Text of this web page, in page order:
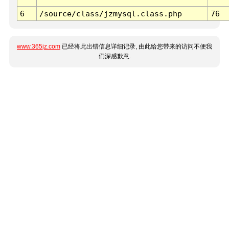
6 /source/class/jzmysql.class.php 76
www.365jz.com 已经将此出错信息详细记录, 由此给您带来的访问不便我
们深感歉意.